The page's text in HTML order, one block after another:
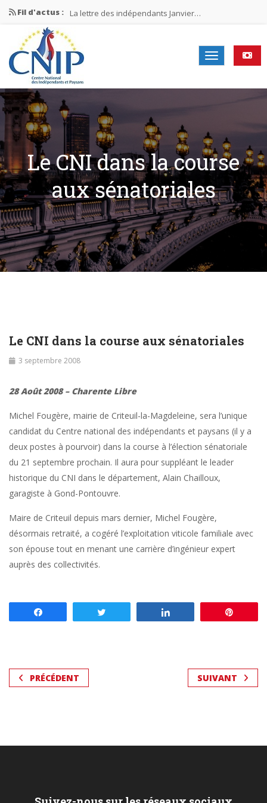
Fil d'actus : La lettre des indépendants Janvier…
La lettre des indépendants Novembre…
La lettre des indépendants Juin…
Mission nationale ÉLECTIONS MUNICIPALES 2026
La lettre des indépendants N°2-2026
Le CNI dans la course
aux sénatoriales
Le CNI dans la course aux sénatoriales
3 septembre 2008
28 Août 2008 – Charente Libre
Michel Fougère, mairie de Criteuil-la-Magdeleine, sera l’unique
candidat du Centre national des indépendants et paysans (il y a
deux postes à pourvoir) dans la course à l’élection sénatoriale
du 21 septembre prochain. Il aura pour suppléant le leader
historique du CNI dans le département, Alain Chailloux,
garagiste à Gond-Pontouvre.
Maire de Criteuil depuis mars dernier, Michel Fougère,
désormais retraité, a cogéré l’exploitation viticole familiale avec
son épouse tout en menant une carrière d’ingénieur expert
auprès des collectivités.
PRÉCÉDENT SUIVANT